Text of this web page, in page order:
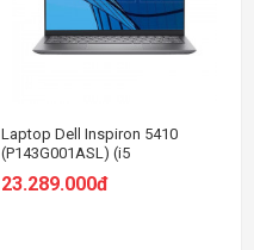
Laptop Dell Inspiron 5410
(P143G001ASL) (i5
11320H/8GBRAM/512GB
SSD/14.0 inch FHD
23.289.000đ